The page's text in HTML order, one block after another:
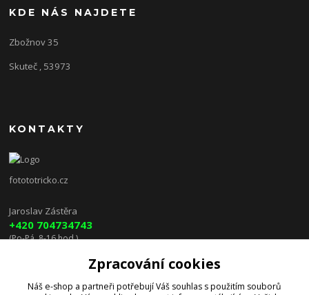
KDE NÁS NAJDETE
Zbožnov 35
Skuteč , 53973
KONTAKTY
fotototricko.cz
Jaroslav Zástěra
+420 704734743
(Po-Pá, 8-16 hod.)
lenkazasterova@centrum.cz
Zpracování cookies
Náš e-shop a partneři potřebují Váš souhlas s použitím souborů